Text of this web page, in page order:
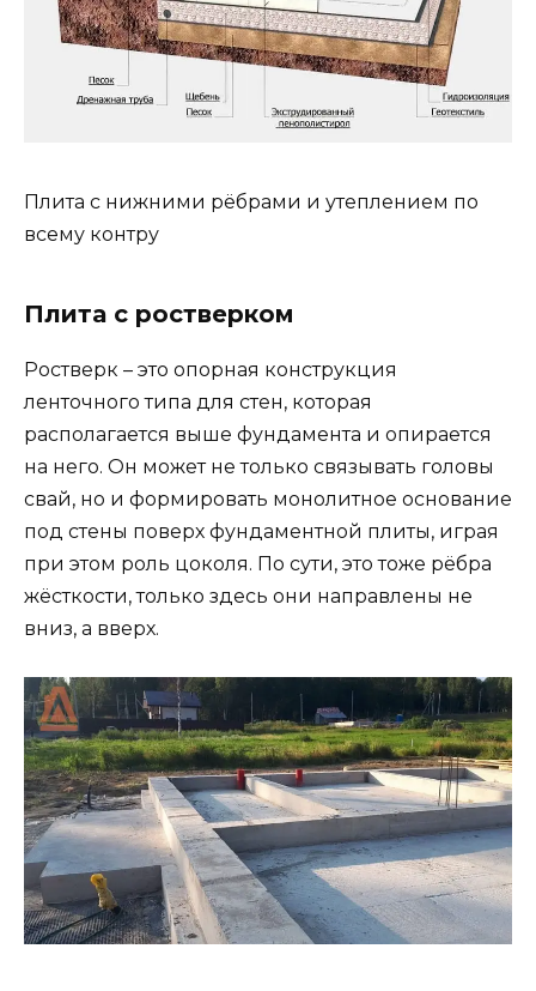
Плита с нижними рёбрами и утеплением по
всему контру
Плита с ростверком
Ростверк – это опорная конструкция
ленточного типа для стен, которая
располагается выше фундамента и опирается
на него. Он может не только связывать головы
свай, но и формировать монолитное основание
под стены поверх фундаментной плиты, играя
при этом роль цоколя. По сути, это тоже рёбра
жёсткости, только здесь они направлены не
вниз, а вверх.